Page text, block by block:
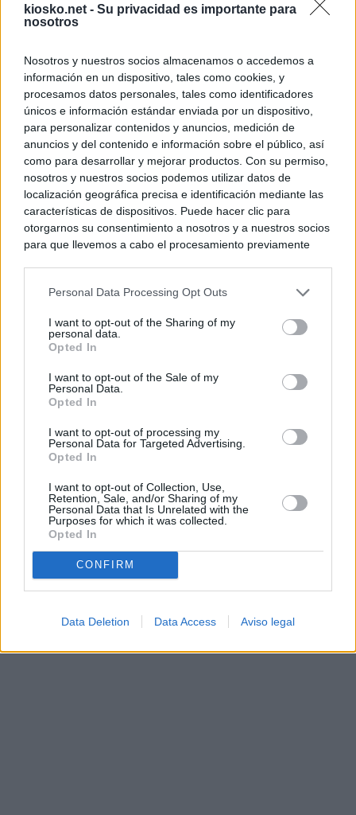
kiosko.net - Su privacidad es importante para
nosotros
Nosotros y nuestros socios almacenamos o accedemos a
información en un dispositivo, tales como cookies, y
procesamos datos personales, tales como identificadores
únicos e información estándar enviada por un dispositivo,
para personalizar contenidos y anuncios, medición de
anuncios y del contenido e información sobre el público, así
como para desarrollar y mejorar productos. Con su permiso,
nosotros y nuestros socios podemos utilizar datos de
localización geográfica precisa e identificación mediante las
características de dispositivos. Puede hacer clic para
otorgarnos su consentimiento a nosotros y a nuestros socios
para que llevemos a cabo el procesamiento previamente
negar su consentimiento. Tenga en cuenta que algún
de su consentimiento, pero usted tiene el derecho de
rechazar tal procesamiento. Sus preferencias se aplicarán
cualquier momento entrando de nuevo en este sitio web o
visitando nuestra política de privacidad.
Personal Data Processing Opt Outs
I want to opt-out of the Sharing of my
personal data.
Opted In
I want to opt-out of the Sale of my
Personal Data.
Opted In
I want to opt-out of processing my
Personal Data for Targeted Advertising.
Opted In
I want to opt-out of Collection, Use,
Retention, Sale, and/or Sharing of my
Personal Data that Is Unrelated with the
Purposes for which it was collected.
Opted In
CONFIRM
Data Deletion Data Access Aviso legal